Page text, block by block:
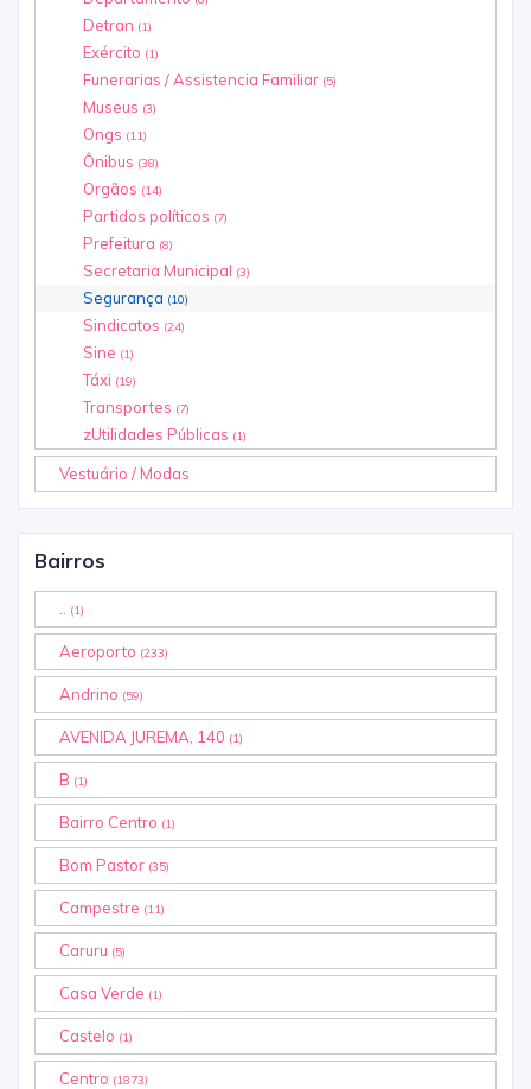
Detran (1)
Exército (1)
Funerarias / Assistencia Familiar (5)
Museus (3)
Ongs (11)
Ônibus (38)
Orgãos (14)
Partidos políticos (7)
Prefeitura (8)
Secretaria Municipal (3)
Segurança (10)
Sindicatos (24)
Sine (1)
Táxi (19)
Transportes (7)
zUtilidades Públicas (1)
Vestuário / Modas
Bairros
(1)
Aeroporto (233)
Andrino (59)
AVENIDA JUREMA, 140 (1)
B (1)
Bairro Centro (1)
Bom Pastor (35)
Campestre (11)
Caruru (5)
Casa Verde (1)
Castelo (1)
Centro (1873)